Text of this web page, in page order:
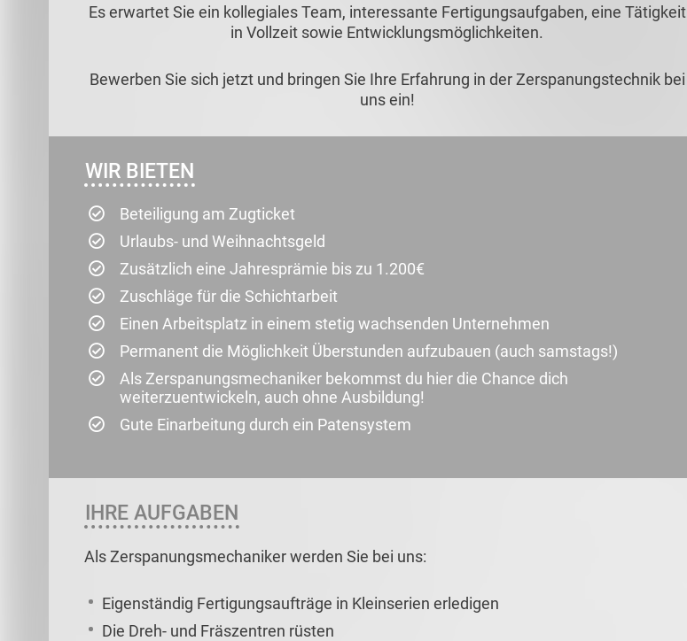
Es erwartet Sie ein kollegiales Team, interessante Fertigungsaufgaben, eine Tätigkeit
in Vollzeit sowie Entwicklungsmöglichkeiten.
Bewerben Sie sich jetzt und bringen Sie Ihre Erfahrung in der Zerspanungstechnik bei
uns ein!
WIR BIETEN
Beteiligung am Zugticket
Urlaubs- und Weihnachtsgeld
Zusätzlich eine Jahresprämie bis zu 1.200€
Zuschläge für die Schichtarbeit
Einen Arbeitsplatz in einem stetig wachsenden Unternehmen
Permanent die Möglichkeit Überstunden aufzubauen (auch samstags!)
Als Zerspanungsmechaniker bekommst du hier die Chance dich
weiterzuentwickeln, auch ohne Ausbildung!
Gute Einarbeitung durch ein Patensystem
IHRE AUFGABEN
Als Zerspanungsmechaniker werden Sie bei uns:
Eigenständig Fertigungsaufträge in Kleinserien erledigen
Die Dreh- und Fräszentren rüsten